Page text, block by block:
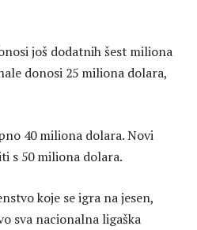
još dodatnih šest miliona
donosi 25 miliona dolara,
40 miliona dolara. Novi
s 50 miliona dolara.
koje se igra na jesen,
sva nacionalna ligaška